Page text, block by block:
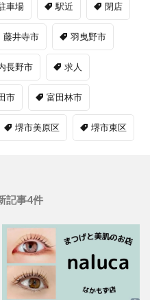
車場 駅近 閉店
藤井寺市 羽曳野市
長野市 求人
市 富田林市
堺市美原区 堺市東区
記事4件